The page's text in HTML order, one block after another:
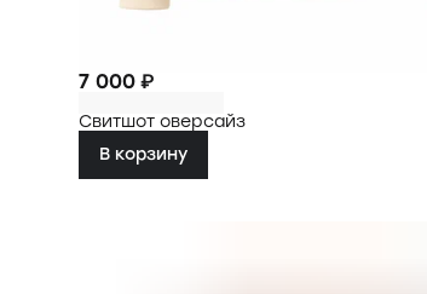
7 000 ₽
Свитшот оверсайз
В корзину